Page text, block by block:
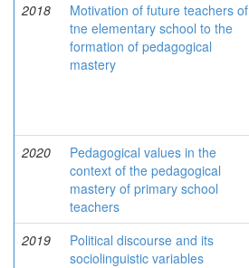
2018
Motivation of future teachers of
tne elementary school to the
formation of pedagogical
mastery
2020
Pedagogical values in the
context of the pedagogical
mastery of primary school
teachers
2019
Political discourse and its
sociolinguistic variables